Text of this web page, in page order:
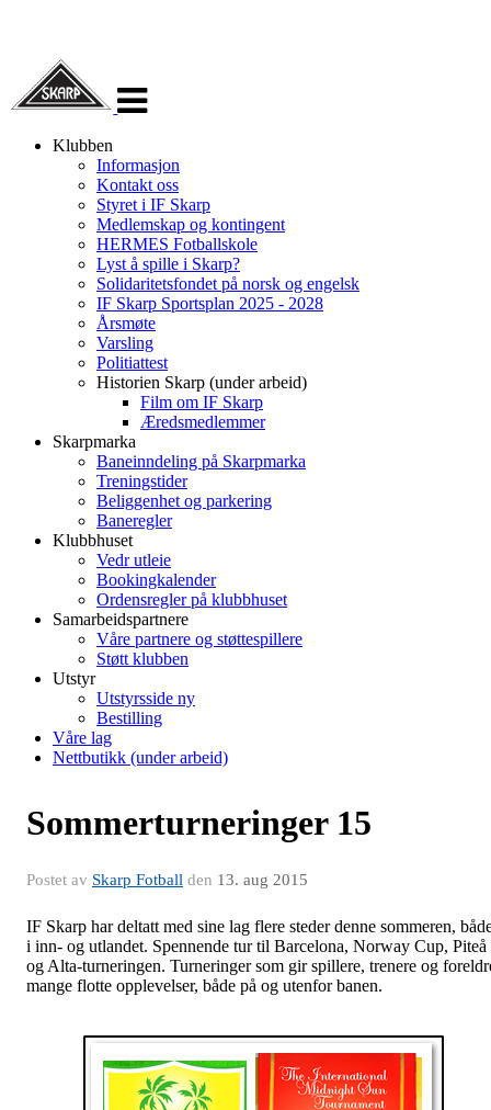
navigasjon
Klubben
Informasjon
Kontakt oss
Styret i IF Skarp
Medlemskap og kontingent
HERMES Fotballskole
Lyst å spille i Skarp?
Solidaritetsfondet på norsk og engelsk
IF Skarp Sportsplan 2025 - 2028
Årsmøte
Varsling
Politiattest
Historien Skarp (under arbeid)
Film om IF Skarp
Æredsmedlemmer
Skarpmarka
Baneinndeling på Skarpmarka
Treningstider
Beliggenhet og parkering
Baneregler
Klubbhuset
Vedr utleie
Bookingkalender
Ordensregler på klubbhuset
Samarbeidspartnere
Våre partnere og støttespillere
Støtt klubben
Utstyr
Utstyrsside ny
Bestilling
Våre lag
Nettbutikk (under arbeid)
Sommerturneringer 15
Postet av Skarp Fotball den 13. aug 2015
IF Skarp har deltatt med sine lag flere steder denne sommeren,
i inn- og utlandet. Spennende tur til Barcelona, Norway Cup, Piteå
og Alta-turneringen. Turneringer som gir spillere, trenere og
mange flotte opplevelser, både på og utenfor banen.